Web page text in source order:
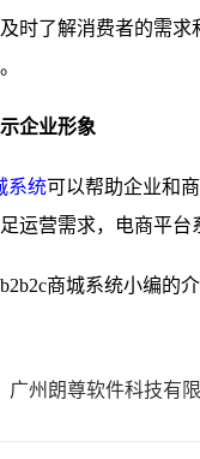
广州朗尊软件科技有